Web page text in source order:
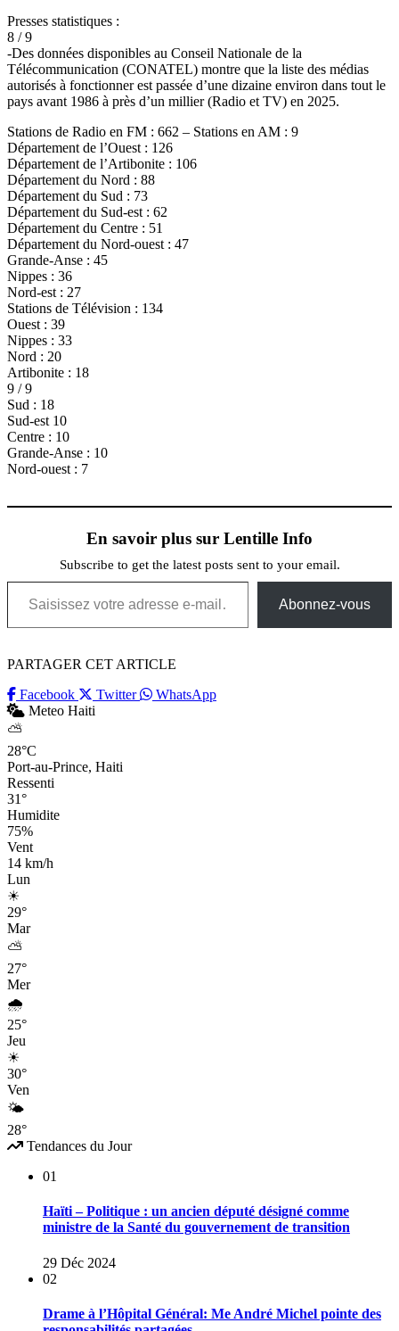
Presses statistiques :
8 / 9
-Des données disponibles au Conseil Nationale de la
Télécommunication (CONATEL) montre que la liste des médias
autorisés à fonctionner est passée d’une dizaine environ dans tout le
pays avant 1986 à près d’un millier (Radio et TV) en 2025.
Stations de Radio en FM : 662 – Stations en AM : 9
Département de l’Ouest : 126
Département de l’Artibonite : 106
Département du Nord : 88
Département du Sud : 73
Département du Sud-est : 62
Département du Centre : 51
Département du Nord-ouest : 47
Grande-Anse : 45
Nippes : 36
Nord-est : 27
Stations de Télévision : 134
Ouest : 39
Nippes : 33
Nord : 20
Artibonite : 18
9 / 9
Sud : 18
Sud-est 10
Centre : 10
Grande-Anse : 10
Nord-ouest : 7
En savoir plus sur Lentille Info
Subscribe to get the latest posts sent to your email.
Saisissez votre adresse e-mail…
Abonnez-vous
PARTAGER CET ARTICLE
Facebook
Twitter
WhatsApp
Meteo Haiti
⛅
28°C
Port-au-Prince, Haiti
Ressenti
31°
Humidite
75%
Vent
14 km/h
Lun
☀
29°
Mar
⛅
27°
Mer
🌧
25°
Jeu
☀
30°
Ven
🌤
28°
Tendances du Jour
01
Haïti – Politique : un ancien député désigné comme
ministre de la Santé du gouvernement de transition
29 Déc 2024
02
Drame à l’Hôpital Général: Me André Michel pointe des